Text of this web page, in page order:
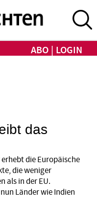
ABO LOGIN
das
die Europäische
die weniger
als in der EU.
Länder wie Indien